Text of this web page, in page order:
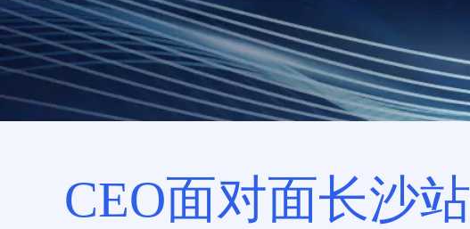
CEO面对面长沙站